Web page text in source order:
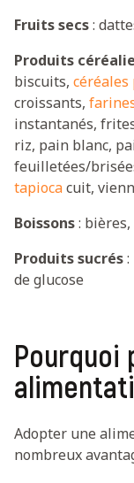
Fruits secs:
Produits
biscuits,
croissants,
instantanés,
riz, pain blanc,
feuilletées/
tapiocacuit,
Boissons:
Produits sucrés
de glucose
Pourquoi
Adopter une
nombreux